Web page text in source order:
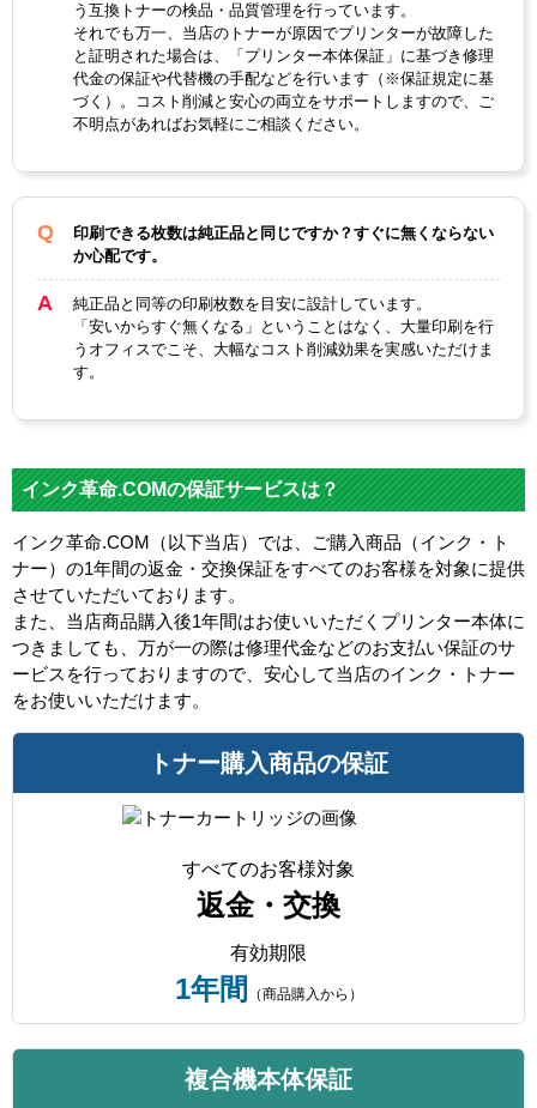
う互換トナーの検品・品質管理を行っています。
それでも万一、当店のトナーが原因でプリンターが故障した
と証明された場合は、「プリンター本体保証」に基づき修理
代金の保証や代替機の手配などを行います（※保証規定に基
づく）。コスト削減と安心の両立をサポートしますので、ご
不明点があればお気軽にご相談ください。
印刷できる枚数は純正品と同じですか？すぐに無くならない
か心配です。
純正品と同等の印刷枚数を目安に設計しています。
「安いからすぐ無くなる」ということはなく、大量印刷を行
うオフィスでこそ、大幅なコスト削減効果を実感いただけま
す。
インク革命.COMの保証サービスは？
インク革命.COM（以下当店）では、ご購入商品（インク・ト
ナー）の1年間の返金・交換保証をすべてのお客様を対象に提供
させていただいております。
また、当店商品購入後1年間はお使いいただくプリンター本体に
つきましても、万が一の際は修理代金などのお支払い保証のサ
ービスを行っておりますので、安心して当店のインク・トナー
をお使いいただけます。
トナー購入商品の保証
すべてのお客様対象
返金・交換
有効期限
1年間 （商品購入から）
複合機本体保証